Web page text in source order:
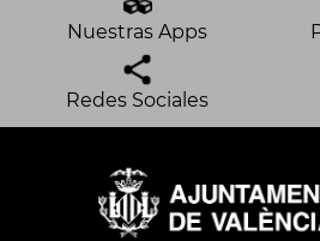
Nuestras Apps
Redes Sociales